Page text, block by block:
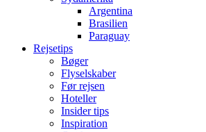
Argentina
Brasilien
Paraguay
Rejsetips
Bøger
Flyselskaber
Før rejsen
Hoteller
Insider tips
Inspiration